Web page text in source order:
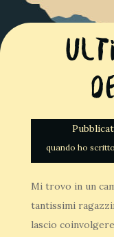
Mi trovo in un
tantissimi
lascio